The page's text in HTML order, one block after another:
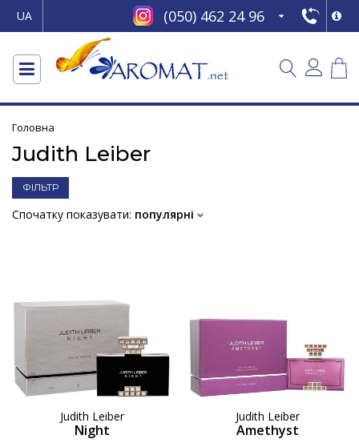
UA (050) 462 24 96
Головна
Judith Leiber
ФІЛЬТР
Спочатку показувати: популярні
Judith Leiber
Night
Judith Leiber
Amethyst